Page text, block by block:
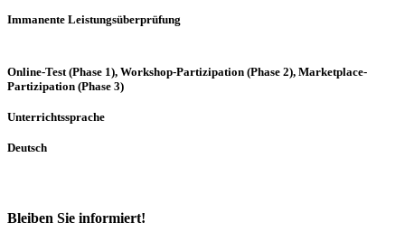
Immanente Leistungsüberprüfung
Online-Test (Phase 1), Workshop-Partizipation (Phase 2), Marketplace-
Partizipation (Phase 3)
Unterrichtssprache
Deutsch
Bleiben Sie informiert!